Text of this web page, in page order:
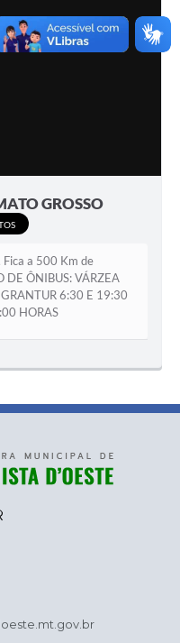
GROSSO
a 500 Km de
ÔNIBUS: VÁRZEA
6:30 E 19:30
HORAS